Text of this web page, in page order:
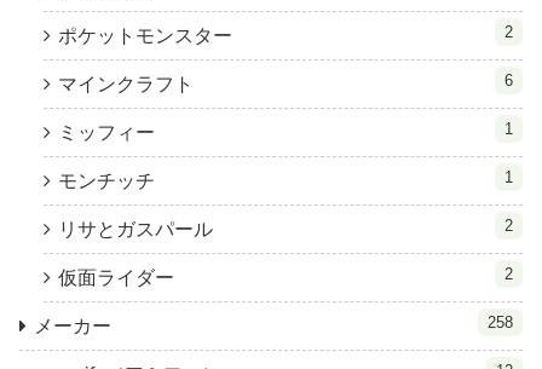
ポケットモンスター 2
マインクラフト 6
ミッフィー 1
モンチッチ 1
リサとガスパール 2
仮面ライダー 2
メーカー 258